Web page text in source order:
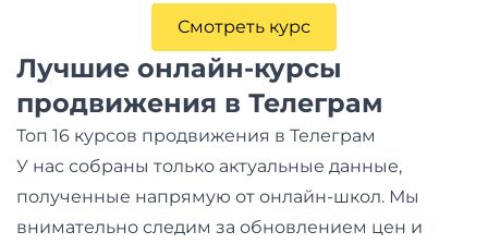
Смотреть курс
Лучшие онлайн-курсы
продвижения в Телеграм
Топ 16 курсов продвижения в Телеграм
У нас собраны только актуальные данные,
полученные напрямую от онлайн-школ. Мы
внимательно следим за обновлением цен и